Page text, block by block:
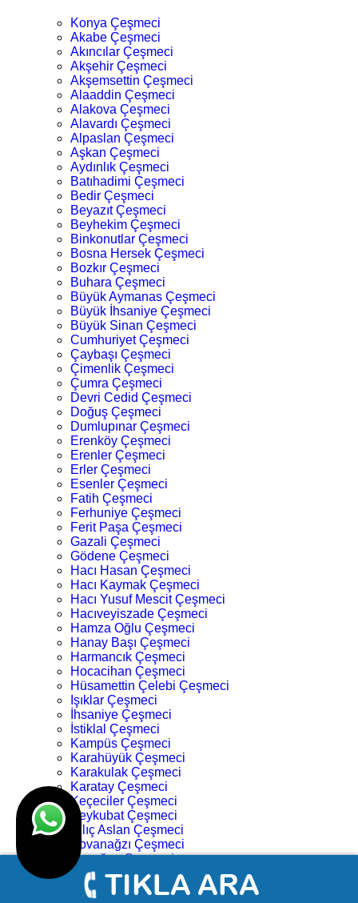
Konya Çeşmeci
Akabe Çeşmeci
Akıncılar Çeşmeci
Akşehir Çeşmeci
Akşemsettin Çeşmeci
Alaaddin Çeşmeci
Alakova Çeşmeci
Alavardı Çeşmeci
Alpaslan Çeşmeci
Aşkan Çeşmeci
Aydınlık Çeşmeci
Batıhadimi Çeşmeci
Bedir Çeşmeci
Beyazıt Çeşmeci
Beyhekim Çeşmeci
Binkonutlar Çeşmeci
Bosna Hersek Çeşmeci
Bozkır Çeşmeci
Buhara Çeşmeci
Büyük Aymanas Çeşmeci
Büyük İhsaniye Çeşmeci
Büyük Sinan Çeşmeci
Cumhuriyet Çeşmeci
Çaybaşı Çeşmeci
Çimenlik Çeşmeci
Çumra Çeşmeci
Devri Cedid Çeşmeci
Doğuş Çeşmeci
Dumlupınar Çeşmeci
Erenköy Çeşmeci
Erenler Çeşmeci
Erler Çeşmeci
Esenler Çeşmeci
Fatih Çeşmeci
Ferhuniye Çeşmeci
Ferit Paşa Çeşmeci
Gazali Çeşmeci
Gödene Çeşmeci
Hacı Hasan Çeşmeci
Hacı Kaymak Çeşmeci
Hacı Yusuf Mescit Çeşmeci
Hacıveyiszade Çeşmeci
Hamza Oğlu Çeşmeci
Hanay Başı Çeşmeci
Harmancık Çeşmeci
Hocacihan Çeşmeci
Hüsamettin Çelebi Çeşmeci
Işıklar Çeşmeci
İhsaniye Çeşmeci
İstiklal Çeşmeci
Kampüs Çeşmeci
Karahüyük Çeşmeci
Karakulak Çeşmeci
Karatay Çeşmeci
Keçeciler Çeşmeci
Keykubat Çeşmeci
Kılıç Aslan Çeşmeci
Kovanağzı Çeşmeci
Kozağaç Çeşmeci
Köprü Başı Çeşmeci
Köyceğiz Çeşmeci